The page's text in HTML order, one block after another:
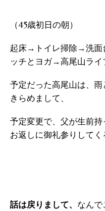
（45歳初日の朝）
起床→トイレ掃除→洗面
ッチとヨガ→高尾山ラ
予定だった高尾山は、
きらめまして、
予定変更で、父が生前
お返しに御礼参りしてく
話は戻りまして、 なん